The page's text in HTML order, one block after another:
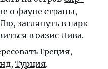
о фауне страны,
заглянуть в парк
в оазис Лива.
Греция,
, Турция.